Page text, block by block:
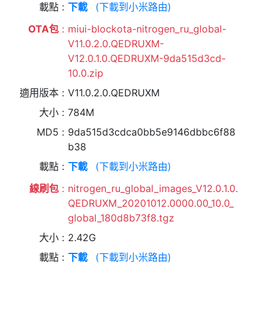
載點
下載
(下載到小米路由)
OTA包
miui-blockota-nitrogen_ru_global-
V11.0.2.0.QEDRUXM-
V12.0.1.0.QEDRUXM-9da515d3cd-
10.0.zip
適用版本
V11.0.2.0.QEDRUXM
大小
784M
MD5
9da515d3cdca0bb5e9146dbbc6f88
b38
載點
下載
(下載到小米路由)
線刷包
nitrogen_ru_global_images_V12.0.1.0.
QEDRUXM_20201012.0000.00_10.0_
global_180d8b73f8.tgz
大小
2.42G
載點
下載 (下載到小米路由)